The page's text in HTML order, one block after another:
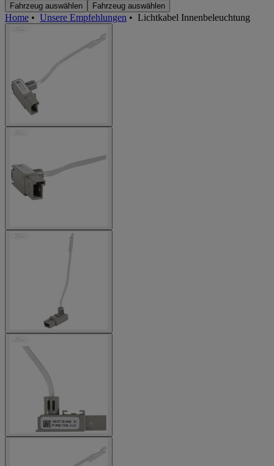
Fahrzeug auswählen Fahrzeug auswählen
Home • Unsere Empfehlungen • Lichtkabel Innenbeleuchtung